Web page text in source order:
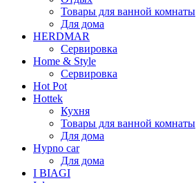
Товары для ванной комнаты
Для дома
HERDMAR
Сервировка
Home & Style
Сервировка
Hot Pot
Hottek
Кухня
Товары для ванной комнаты
Для дома
Hypno car
Для дома
I BIAGI